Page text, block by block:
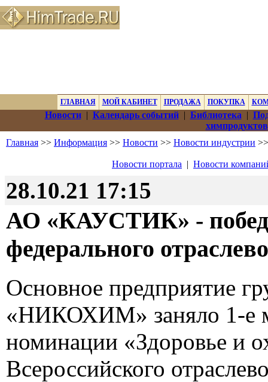
ГЛАВНАЯ МОЙ КАБИНЕТ ПРОДАЖА ПОКУПКА
Новости| Календарь событий| Библиотека |
химпродуктов
Главная >> Информация >> Новости >> Новости индустрии
Новости портала | Новости
28.10.21 17:15
АО «КАУСТИК» -
федерального
Основное предприятие
«НИКОХИМ» заняло 1-е
номинации «Здоровье и
Всероссийского